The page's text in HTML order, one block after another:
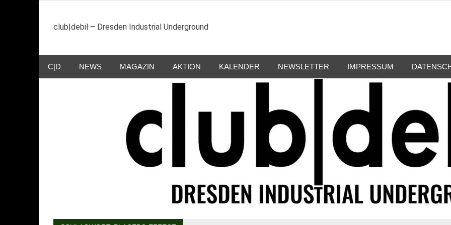
springen
club|debil – Dresden Industrial Underground
C|D NEWS MAGAZIN AKTION KALENDER NEWSLETTER IMPRESSUM